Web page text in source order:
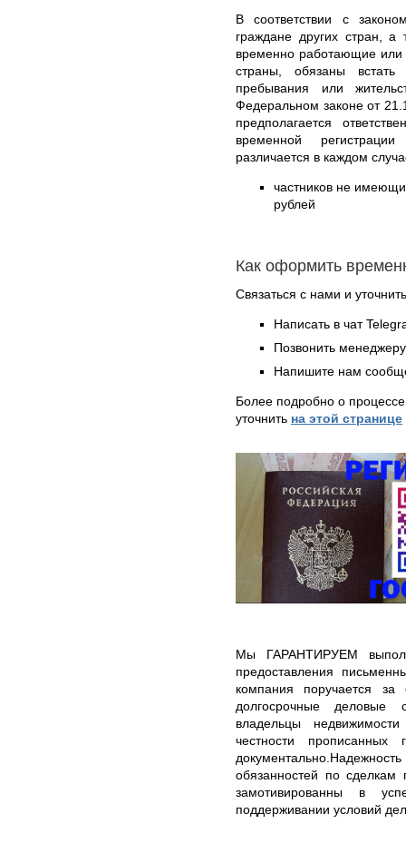
В соответствии с
граждане других стран,
временно работающие
страны, обязаны
пребывания или
Федеральном законе от
предполагается
временной
различается в каждом
частников не
рублей
Как оформить
Связаться с нами и
Написать в чат
Позвонить
Напишите нам
Более подробно о
уточнить на этой странице
Мы ГАРАНТИРУЕМ
предоставления
компания поручается за
долгосрочные деловые
владельцы
честности
обязанностей по
замотивированны в
поддерживании условий